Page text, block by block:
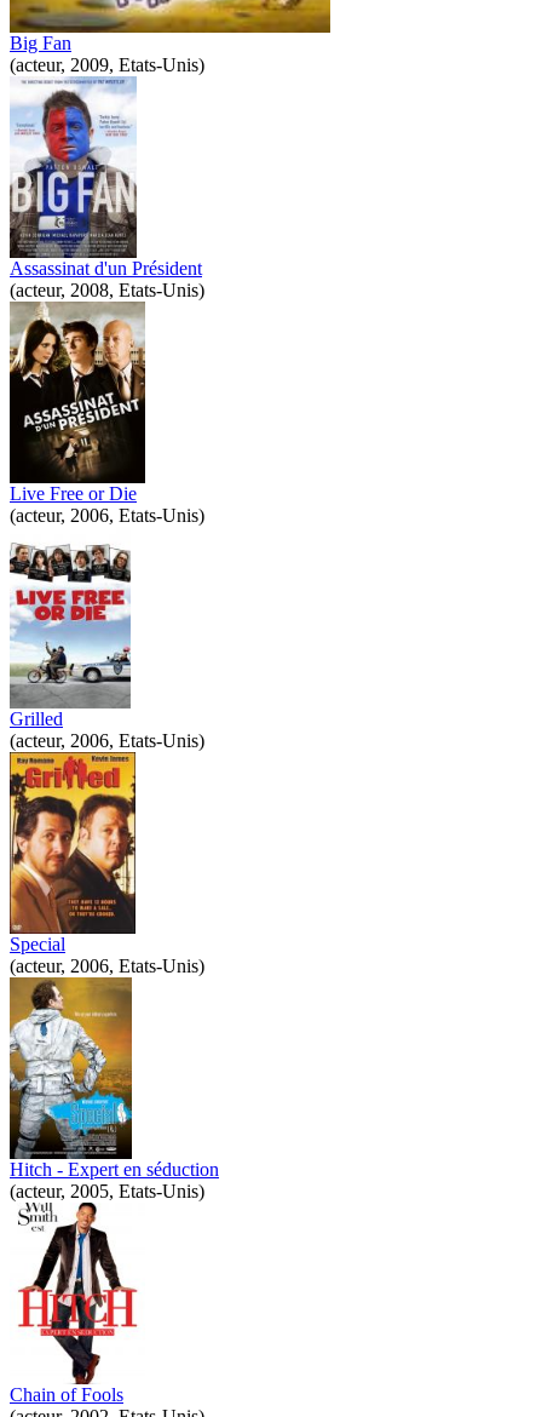
Big Fan
(acteur, 2009, Etats-Unis)
Assassinat d'un Président
(acteur, 2008, Etats-Unis)
Live Free or Die
(acteur, 2006, Etats-Unis)
Grilled
(acteur, 2006, Etats-Unis)
Special
(acteur, 2006, Etats-Unis)
Hitch - Expert en séduction
(acteur, 2005, Etats-Unis)
Chain of Fools